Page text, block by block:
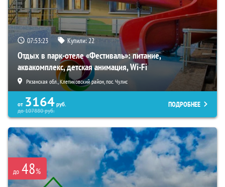
07:53:21 Купили:22
Отдых в парк-отеле «Фестиваль»: питание,
аквакомплекс, детская анимация, Wi-Fi
Рязанская обл., Клепиковский район, пос. Чулис
от 3164 руб.
до107880руб.
ПОДРОБНЕЕ
до 48%